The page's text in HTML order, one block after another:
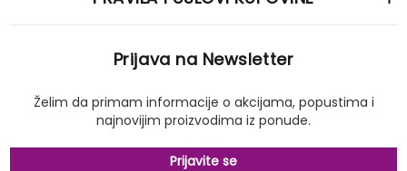
Prijava na Newsletter
Želim da primam informacije o akcijama, popustima i
najnovijim proizvodima iz ponude.
Prijavite se